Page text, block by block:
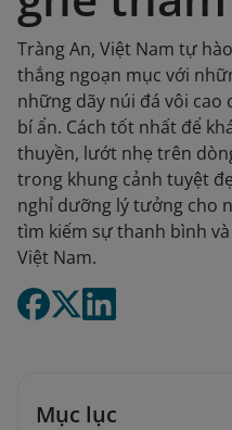
Tràng An, Việt Nam tự
thắng ngoạn mục với
những dãy núi đá vôi
bí ẩn. Cách tốt nhất để
thuyền, lướt nhẹ trên
trong khung cảnh tuyệt
nghỉ dưỡng lý tưởng cho
tìm kiếm sự thanh bình
Việt Nam.
Mục lục